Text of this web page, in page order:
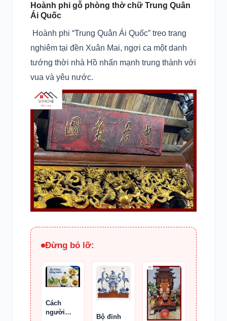
Hoành phi gỗ phòng thờ chữ Trung Quân
Ái Quốc
Hoành phi “Trung Quân Ái Quốc” treo trang
nghiêm tại đền Xuân Mai, ngợi ca một danh
tướng thời nhà Hồ nhấn mạnh trung thành với
vua và yêu nước.
Đừng bỏ lỡ:
Cách
người
Bộ đỉnh